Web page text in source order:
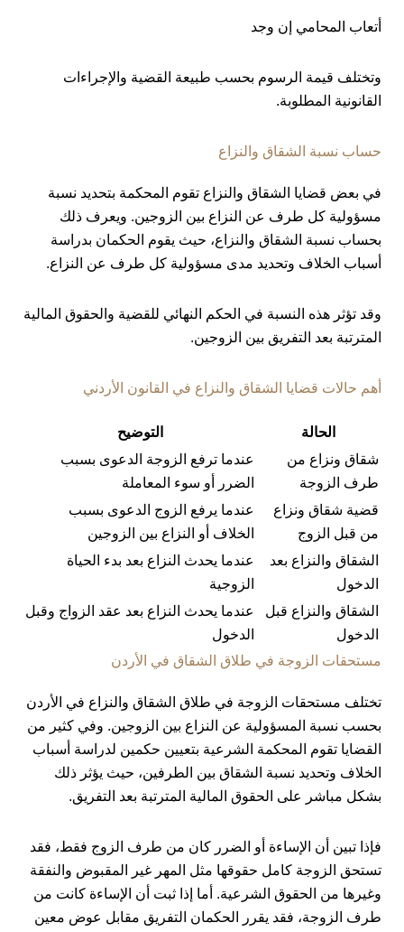
أتعاب المحامي إن وجد
وتختلف قيمة الرسوم بحسب طبيعة القضية والإجراءات
القانونية المطلوبة.
حساب نسبة الشقاق والنزاع
في بعض قضايا الشقاق والنزاع تقوم المحكمة بتحديد نسبة
مسؤولية كل طرف عن النزاع بين الزوجين. ويعرف ذلك
بحساب نسبة الشقاق والنزاع، حيث يقوم الحكمان بدراسة
أسباب الخلاف وتحديد مدى مسؤولية كل طرف عن النزاع.
وقد تؤثر هذه النسبة في الحكم النهائي للقضية والحقوق المالية
المترتبة بعد التفريق بين الزوجين.
أهم حالات قضايا الشقاق والنزاع في القانون الأردني
الحالة
التوضيح
شقاق ونزاع من
طرف الزوجة
عندما ترفع الزوجة الدعوى بسبب
الضرر أو سوء المعاملة
قضية شقاق ونزاع
من قبل الزوج
عندما يرفع الزوج الدعوى بسبب
الخلاف أو النزاع بين الزوجين
الشقاق والنزاع بعد
الدخول
عندما يحدث النزاع بعد بدء الحياة
الزوجية
الشقاق والنزاع قبل
الدخول
عندما يحدث النزاع بعد عقد الزواج وقبل
الدخول
مستحقات الزوجة في طلاق الشقاق في الأردن
تختلف مستحقات الزوجة في طلاق الشقاق والنزاع في الأردن
بحسب نسبة المسؤولية عن النزاع بين الزوجين. وفي كثير من
القضايا تقوم المحكمة الشرعية بتعيين حكمين لدراسة أسباب
الخلاف وتحديد نسبة الشقاق بين الطرفين، حيث يؤثر ذلك
بشكل مباشر على الحقوق المالية المترتبة بعد التفريق.
فإذا تبين أن الإساءة أو الضرر كان من طرف الزوج فقط، فقد
تستحق الزوجة كامل حقوقها مثل المهر غير المقبوض والنفقة
وغيرها من الحقوق الشرعية. أما إذا ثبت أن الإساءة كانت من
طرف الزوجة، فقد يقرر الحكمان التفريق مقابل عوض معين